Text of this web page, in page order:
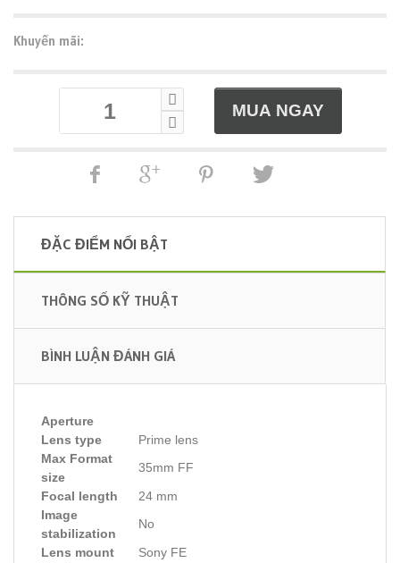
Khuyến mãi:
ĐẶC ĐIỂM NỔI BẬT
THÔNG SỐ KỸ THUẬT
BÌNH LUẬN ĐÁNH GIÁ
Lens type
Prime lens
Max Format
size
35mm FF
Focal length
24 mm
Image
stabilization
No
Lens mount
Sony FE
Aperture